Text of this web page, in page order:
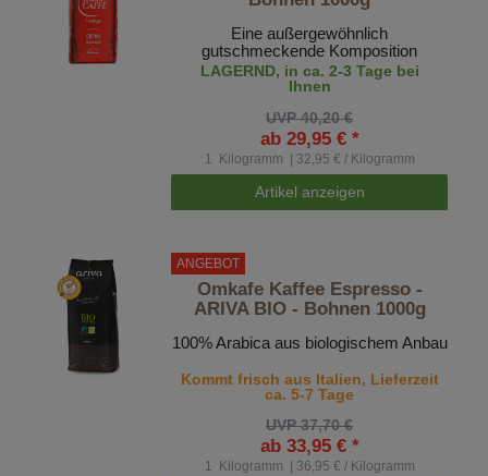
Eine außergewöhnlich
gutschmeckende Komposition
LAGERND, in ca. 2-3 Tage bei
Ihnen
UVP 40,20 €
ab 29,95 € *
1 Kilogramm | 32,95 € / Kilogramm
Artikel anzeigen
ANGEBOT
Omkafe Kaffee Espresso -
ARIVA BIO - Bohnen 1000g
100% Arabica aus biologischem Anbau
Kommt frisch aus Italien, Lieferzeit
ca. 5-7 Tage
UVP 37,70 €
ab 33,95 € *
1 Kilogramm | 36,95 € / Kilogramm